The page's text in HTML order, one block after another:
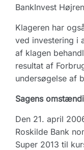
BankInvest
Klageren har
ved investering i
af klagen
resultat af
undersøgelse af
Sagens
Den 21. april
Roskilde Bank
Super 2013 til